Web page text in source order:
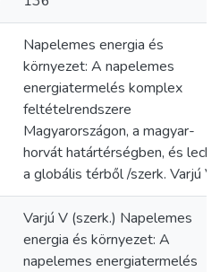
Napelemes energia és
környezet: A napelemes
energiatermelés komplex
feltételrendszere
Magyarországon, a magyar-
horvát határtérségben, és
a globális térből /szerk. Varjú V.
Varjú V (szerk.) Napelemes
energia és környezet: A
napelemes energiatermelés